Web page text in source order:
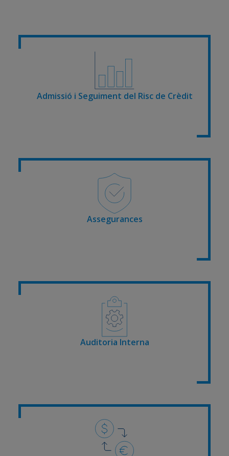
Admissió i Seguiment del Risc de Crèdit
Assegurances
Auditoria Interna